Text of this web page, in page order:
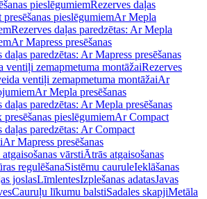
pieslēgumiemRezerves daļas
pieslēgumiemAr Mepla
Rezerves daļas paredzētas: Ar Mepla
Ar Mapress presēšanas
daļas paredzētas: Ar Mapress presēšanas
ventiļi zemapmetuma montāžaiRezerves
ventiļi zemapmetuma montāžaiAr
Ar Mepla presēšanas
daļas paredzētas: Ar Mepla presēšanas
pieslēgumiemAr Compact
daļas paredzētas: Ar Compact
Ar Mapress presēšanas
vārstiĀtrās atgaisošanas
regulēšanaSistēmu cauruleIeklāšanas
joslasLīmlentesIzplešanas adatasJavas
Cauruļu līkumu balstiSadales skapjiMetāla